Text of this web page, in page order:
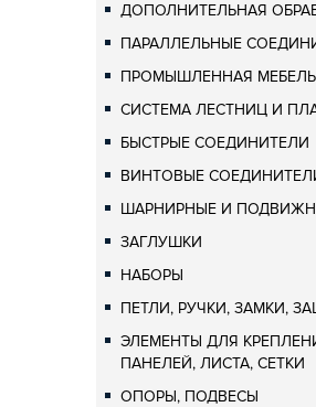
ДОПОЛНИТЕЛЬНАЯ
ПАРАЛЛЕЛЬНЫЕ
ПРОМЫШЛЕННАЯ МЕБЕЛЬ
СИСТЕМА ЛЕСТНИЦ И
БЫСТРЫЕ СОЕДИНИТЕЛИ
ВИНТОВЫЕ
ШАРНИРНЫЕ И
ЗАГЛУШКИ
НАБОРЫ
ПЕТЛИ, РУЧКИ, ЗАМКИ,
ЭЛЕМЕНТЫ ДЛЯ
ПАНЕЛЕЙ, ЛИСТА, СЕТКИ
ОПОРЫ, ПОДВЕСЫ